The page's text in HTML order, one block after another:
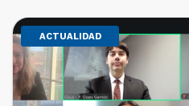
ACTUALIDAD